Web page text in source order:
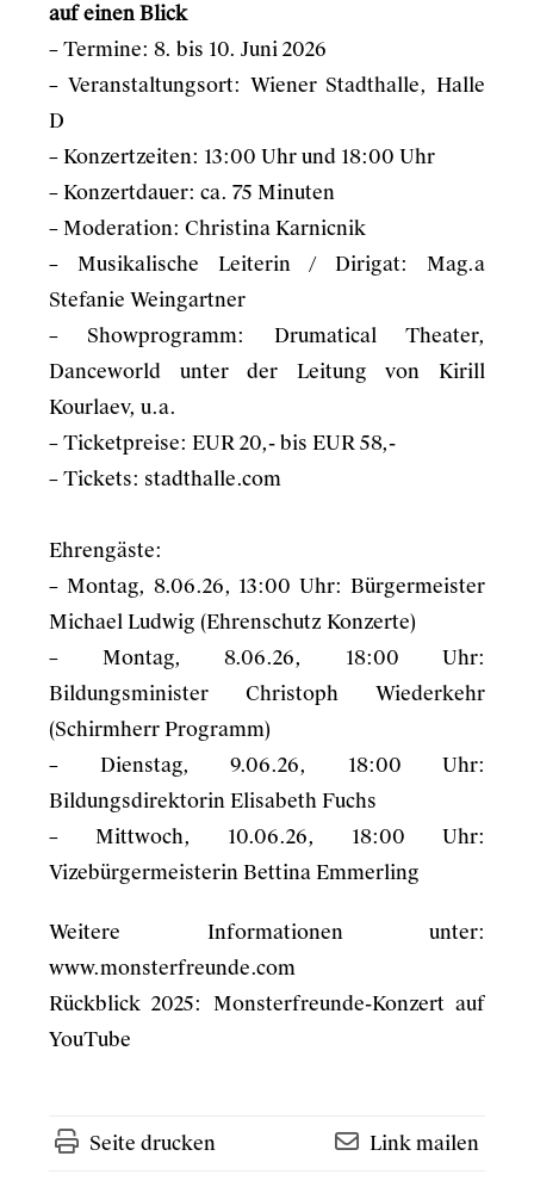
auf einen Blick
– Termine: 8. bis 10. Juni 2026
– Veranstaltungsort: Wiener Stadthalle, Halle
D
– Konzertzeiten: 13:00 Uhr und 18:00 Uhr
– Konzertdauer: ca. 75 Minuten
– Moderation: Christina Karnicnik
– Musikalische Leiterin / Dirigat: Mag.a
Stefanie Weingartner
– Showprogramm: Drumatical Theater,
Danceworld unter der Leitung von Kirill
Kourlaev, u.a.
– Ticketpreise: EUR 20,- bis EUR 58,-
– Tickets: stadthalle.com
Ehrengäste:
– Montag, 8.06.26, 13:00 Uhr: Bürgermeister
Michael Ludwig (Ehrenschutz Konzerte)
– Montag, 8.06.26, 18:00 Uhr:
Bildungsminister Christoph Wiederkehr
(Schirmherr Programm)
– Dienstag, 9.06.26, 18:00 Uhr:
Bildungsdirektorin Elisabeth Fuchs
– Mittwoch, 10.06.26, 18:00 Uhr:
Vizebürgermeisterin Bettina Emmerling
Weitere Informationen unter:
www.monsterfreunde.com
Rückblick 2025: Monsterfreunde-Konzert auf
YouTube
Seite drucken Link mailen